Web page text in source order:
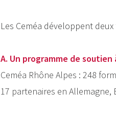
Les Ceméa développent
A. Un programme de
Ceméa Rhône Alpes : 248
17 partenaires en Allemagne,